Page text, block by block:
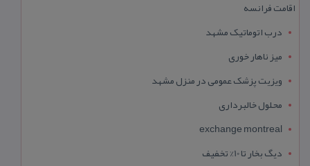
اقامت فرانسه
درب اتوماتیک مشهد
میز ناهار خوری
ویزیت پزشک عمومی در منزل مشهد
محلول خالبرداری
exchange montreal
دیگ بخار تا 10% تخفیف